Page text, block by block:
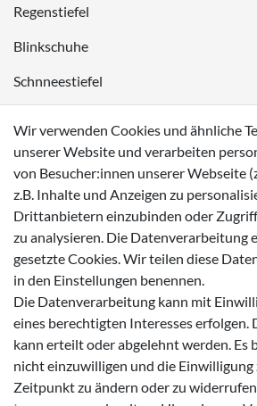
Regenstiefel
Blinkschuhe
Schnneestiefel
Sneaker
Zahlungsmöglichkeiten
Versanddienstleister
Wir verwenden Cookies und ähnliche
unserer Website und verarbeiten
von Besucher:innen unserer Webseite
z.B. Inhalte und Anzeigen zu
Drittanbietern einzubinden oder
zu analysieren. Die Datenverarbeitung
gesetzte Cookies. Wir teilen diese
in den Einstellungen benennen.
Die Datenverarbeitung kann mit
eines berechtigten Interesses erfolgen.
kann erteilt oder abgelehnt werden. Es
nicht einzuwilligen und die Einwilligung
Zeitpunkt zu ändern oder zu